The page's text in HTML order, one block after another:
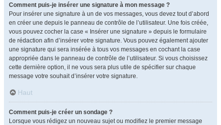
Comment puis-je insérer une signature à mon message ?
Pour insérer une signature à un de vos messages, vous devez tout d’abord
en créer une depuis le panneau de contrôle de l’utilisateur. Une fois créée,
vous pouvez cocher la case « Insérer une signature » depuis le formulaire
de rédaction afin d’insérer votre signature. Vous pouvez également ajouter
une signature qui sera insérée à tous vos messages en cochant la case
appropriée dans le panneau de contrôle de l’utilisateur. Si vous choisissez
cette dernière option, il ne vous sera plus utile de spécifier sur chaque
message votre souhait d’insérer votre signature.
Haut
Comment puis-je créer un sondage ?
Lorsque vous rédigez un nouveau sujet ou modifiez le premier message